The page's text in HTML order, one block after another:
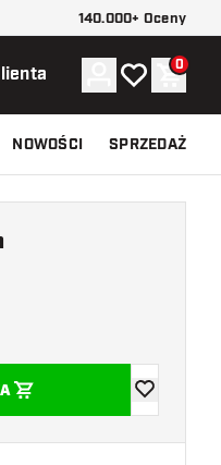
140.000+ Oceny
Konto
Moja listaKoszyk
0
NOWOŚCI SPRZEDAŻ
dodaj do